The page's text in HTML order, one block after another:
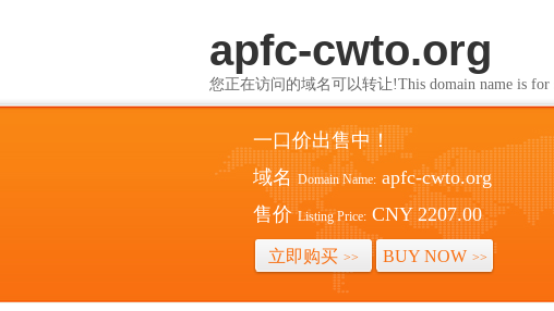
apfc-cwto.org
您正在访问的域名可以转让!This domain name is for
一口价出售中！
域名 Domain Name: apfc-cwto.org
售价 Listing Price: CNY 2207.00
立即购买 >> BUY NOW >>